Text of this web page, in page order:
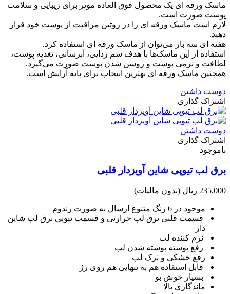
ماسک ورقه ای یک محصول فوق العاده موثر برای زیبایی و سلامت
پوست صورت است.
لازم است ماسک ورقه ای را در روتین مراقبت از پوست خود قرار
دهید.
هفته ای سه بار می‌توان از ماسک ورقه ای استفاده کرد.
استفاده از این ماسک‌ها با هدف سم زدایی، آبرسانی، تغذیه پوست،
لطافت و نرمی پوست و روشن شدن پوست صورت می‌گیرد.
همچنین ماسک ورقه ای بهترین انتخاب برای پایه آرایش است.
دوست داشتن
اشتراک گذاری
دوست داشتن
اشتراک گذاری
ناموجود
برق لب تیوپی شاین آویزدار قلبی
235,000 ریال (بدون مالیات)
موجود در 6 رنگ متنوع ارسال به صورت رندوم
قسمت قلبی برق لب حرارتی و قسمت تیوپی برق لب شاین
دار
نرم کننده لب
رفع پوسته پوسته شدن لب
رفع خشکی و ترک لب
قابل استفاده هم به تنهایی هم روی رژ
بسیار خوش بو
ماندگاری بالا